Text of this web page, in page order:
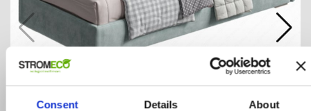
Consent Details About
Κρεβάτι Casper